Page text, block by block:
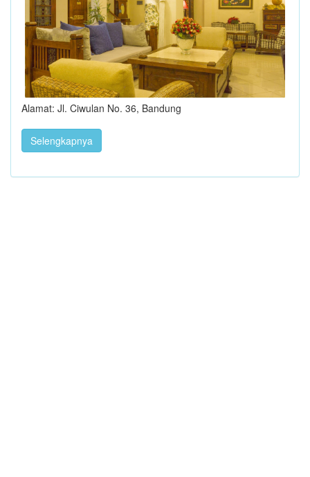
Alamat: Jl. Ciwulan No. 36, Bandung
Selengkapnya